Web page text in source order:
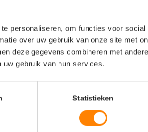
personaliseren, om functies voor social
over uw gebruik van onze site met
deze gegevens combineren met
gebruik van hun services.
Statistieken
van 245
keuze voor
een leuk